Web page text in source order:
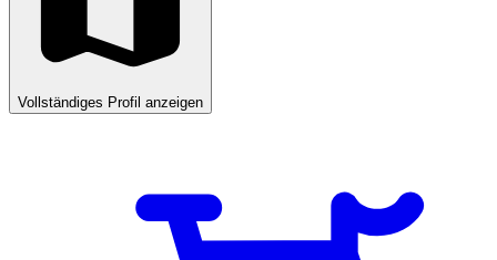
Vollständiges Profil anzeigen